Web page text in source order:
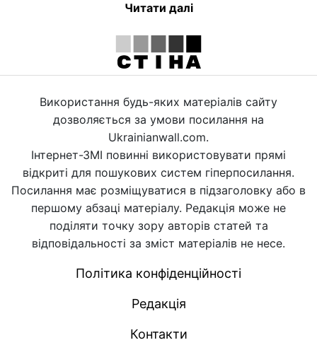
Читати далі
Використання будь-яких матеріалів сайту
дозволяється за умови посилання на
Ukrainianwall.com.
Інтернет-ЗМІ повинні використовувати прямі
відкриті для пошукових систем гіперпосилання.
Посилання має розміщуватися в підзаголовку або в
першому абзаці матеріалу. Редакція може не
поділяти точку зору авторів статей та
відповідальності за зміст матеріалів не несе.
Політика конфіденційності
Редакція
Контакти